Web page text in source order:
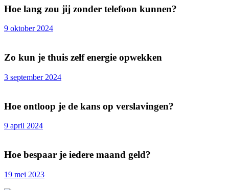
Hoe lang zou jij zonder telefoon kunnen?
9 oktober 2024
Zo kun je thuis zelf energie opwekken
3 september 2024
Hoe ontloop je de kans op verslavingen?
9 april 2024
Hoe bespaar je iedere maand geld?
19 mei 2023